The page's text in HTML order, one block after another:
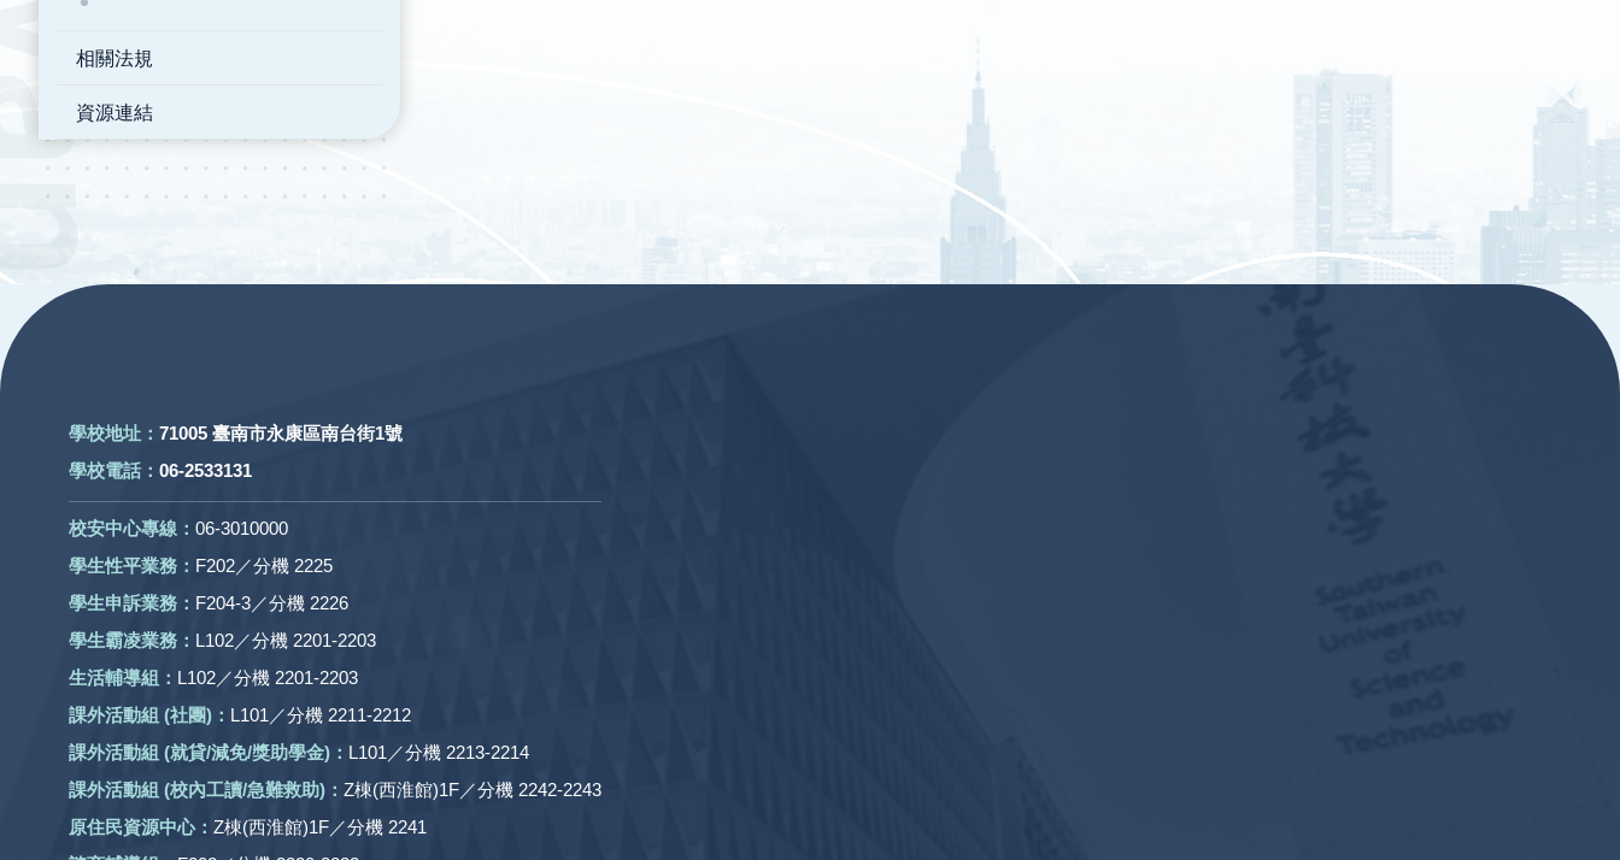
相關法規
資源連結
:::
學校地址： 71005 臺南市永康區南台街1號
學校電話： 06-2533131
校安中心專線： 06-3010000
學生性平業務： F202／分機 2225
學生申訴業務： F204-3／分機 2226
學生霸凌業務： L102／分機 2201-2203
生活輔導組： L102／分機 2201-2203
課外活動組 (社團) ： L101／分機 2211-2212
課外活動組 (就貸/減免/獎助學金)： L101／分機 2213-2214
課外活動組 (校內工讀/急難救助) ： Z棟(西淮館)1F／分機 2242-2243
原住民資源中心： Z棟(西淮館)1F／分機 2241